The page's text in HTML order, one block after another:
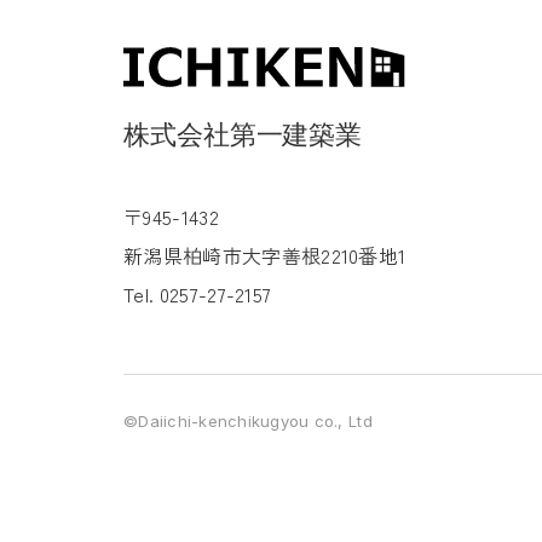
〒945-1432
新潟県柏崎市大字善根2210番地1
Tel. 0257-27-2157
©Daiichi-kenchikugyou co., Ltd